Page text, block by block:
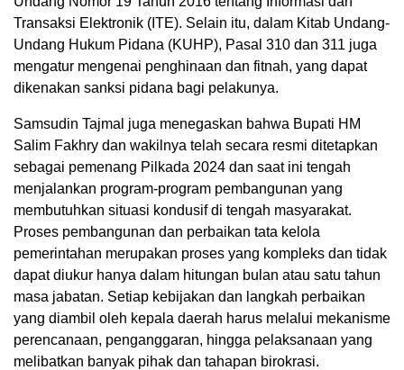
Transaksi Elektronik (ITE). Selain itu, dalam Kitab Undang-
Undang Hukum Pidana (KUHP), Pasal 310 dan 311 juga
mengatur mengenai penghinaan dan fitnah, yang dapat
dikenakan sanksi pidana bagi pelakunya.
Samsudin Tajmal juga menegaskan bahwa Bupati HM
Salim Fakhry dan wakilnya telah secara resmi ditetapkan
sebagai pemenang Pilkada 2024 dan saat ini tengah
menjalankan program-program pembangunan yang
membutuhkan situasi kondusif di tengah masyarakat.
Proses pembangunan dan perbaikan tata kelola
pemerintahan merupakan proses yang kompleks dan tidak
dapat diukur hanya dalam hitungan bulan atau satu tahun
masa jabatan. Setiap kebijakan dan langkah perbaikan
yang diambil oleh kepala daerah harus melalui mekanisme
perencanaan, penganggaran, hingga pelaksanaan yang
melibatkan banyak pihak dan tahapan birokrasi.